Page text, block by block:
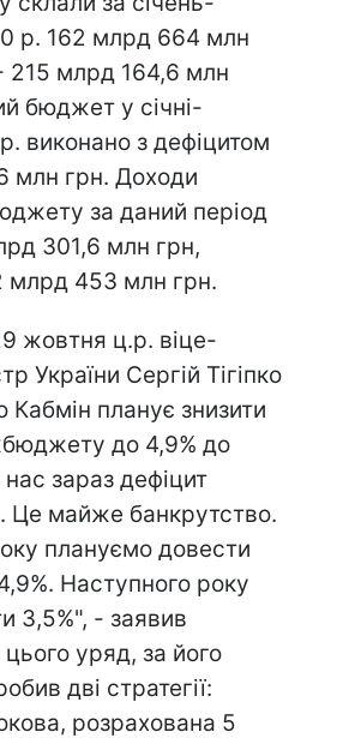
р. 162 млрд 664 млн
215 млрд 164,6 млн
бюджет у січні-
виконано з дефіцитом
млн грн. Доходи
за даний період
301,6 млн грн,
млрд 453 млн грн.
жовтня ц.р. віце-
України Сергій Тігіпко
Кабмін планує знизити
до 4,9% до
зараз дефіцит
Це майже банкрутство.
плануємо довести
Наступного року
3,5%", - заявив
цього уряд, за його
дві стратегії:
розрахована 5